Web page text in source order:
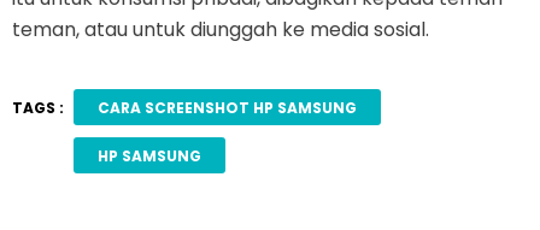
teman, atau untuk diunggah ke media sosial.
TAGS : CARA SCREENSHOT HP SAMSUNG
HP SAMSUNG